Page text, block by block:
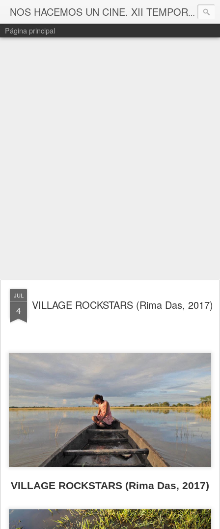
NOS HACEMOS UN CINE. XII TEMPORADA
Página principal
JUL
4 VILLAGE ROCKSTARS (Rima Das, 2017)
VILLAGE ROCKSTARS (Rima Das, 2017)